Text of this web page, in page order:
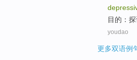
目的 ：
youdao
更多双语例